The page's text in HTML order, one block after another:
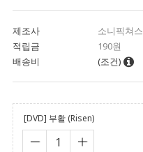
제조사
소니픽쳐스
적립금
190원
배송비
(조건)
[DVD] 부활 (Risen)